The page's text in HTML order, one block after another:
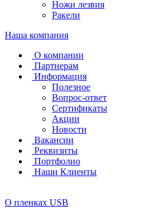
Ножи лезвия
Ракели
Наша компания
О компании
Партнерам
Информация
Полезное
Вопрос-ответ
Сертификаты
Акции
Новости
Вакансии
Реквизиты
Портфолио
Наши Клиенты
О пленках USB